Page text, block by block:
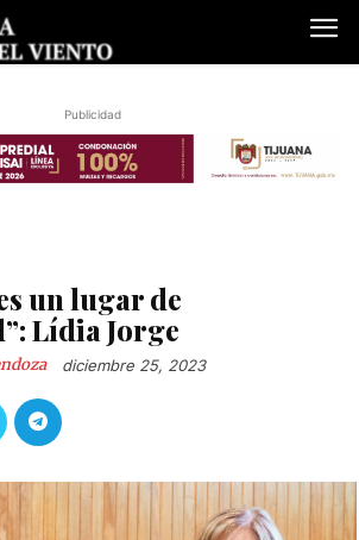
Publicidad
un lugar de
Lídia Jorge
diciembre 25, 2023